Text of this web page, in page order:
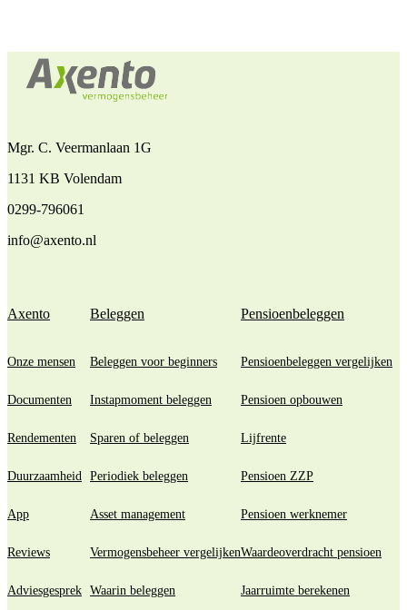
Mgr. C. Veermanlaan 1G
1131 KB Volendam
0299-796061
info@axento.nl
Axento
Onze mensen
Documenten
Rendementen
Duurzaamheid
App
Reviews
Adviesgesprek
Beleggen
Beleggen voor beginners
Instapmoment beleggen
Sparen of beleggen
Periodiek beleggen
Asset management
Vermogensbeheer vergelijken
Waarin beleggen
Pensioenbeleggen
Pensioenbeleggen vergelijken
Pensioen opbouwen
Lijfrente
Pensioen ZZP
Pensioen werknemer
Waardeoverdracht pensioen
Jaarruimte berekenen